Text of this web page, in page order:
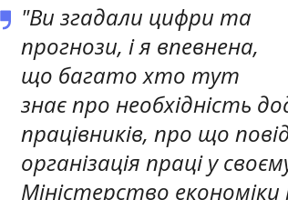
"Ви згадали цифри та
прогнози, і я впевнена,
що багато хто тут
знає про необхідність
працівників, про що
організація праці у
Міністерство